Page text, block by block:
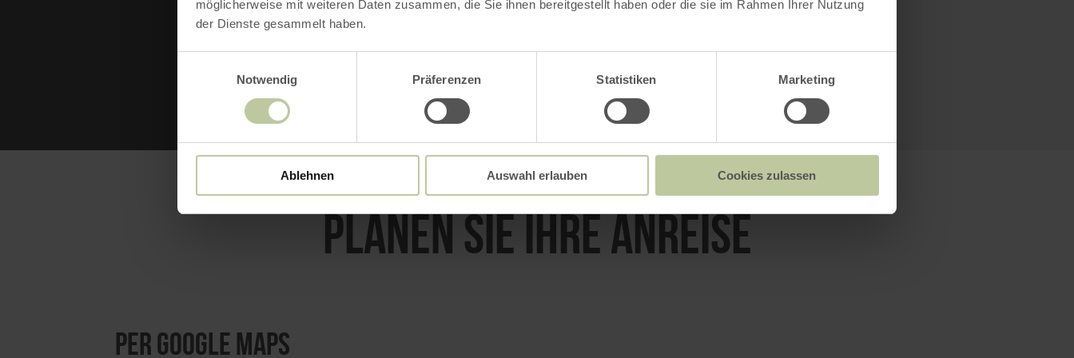
möglicherweise mit weiteren Daten zusammen, die Sie ihnen bereitgestellt haben oder die sie im Rahmen Ihrer Nutzung
der Dienste gesammelt haben.
Notwendig
Präferenzen Statistiken Marketing
Ablehnen Auswahl erlauben Cookies zulassen
E-MAIL VERFASSEN
PLANEN SIE IHRE ANREISE
per Google Maps